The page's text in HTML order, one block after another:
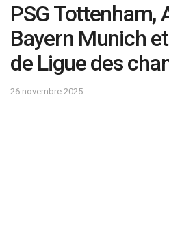
PSG Tottenham,
Bayern Munich
de Ligue des
26 novembre 2025